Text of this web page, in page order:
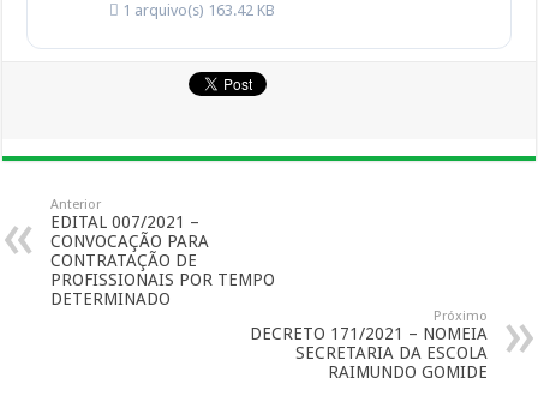
1 arquivo(s) 163.42 KB
Anterior
EDITAL 007/2021 –
CONVOCAÇÃO PARA
CONTRATAÇÃO DE
PROFISSIONAIS POR TEMPO
DETERMINADO
Próximo
DECRETO 171/2021 – NOMEIA
SECRETARIA DA ESCOLA
RAIMUNDO GOMIDE